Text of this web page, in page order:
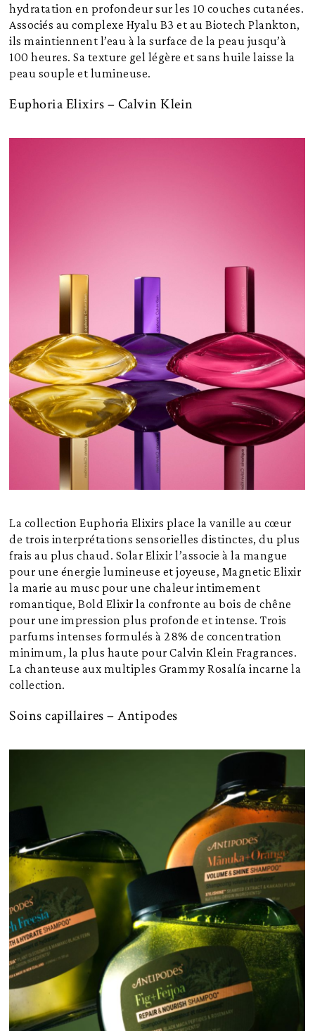
hydratation en profondeur sur les 10 couches cutanées.
Associés au complexe Hyalu B3 et au Biotech Plankton,
ils maintiennent l’eau à la surface de la peau jusqu’à
100 heures. Sa texture gel légère et sans huile laisse la
peau souple et lumineuse.
Euphoria Elixirs – Calvin Klein
La collection Euphoria Elixirs place la vanille au cœur
de trois interprétations sensorielles distinctes, du plus
frais au plus chaud. Solar Elixir l’associe à la mangue
pour une énergie lumineuse et joyeuse, Magnetic Elixir
la marie au musc pour une chaleur intimement
romantique, Bold Elixir la confronte au bois de chêne
pour une impression plus profonde et intense. Trois
parfums intenses formulés à 28% de concentration
minimum, la plus haute pour Calvin Klein Fragrances.
La chanteuse aux multiples Grammy Rosalía incarne la
collection.
Soins capillaires – Antipodes